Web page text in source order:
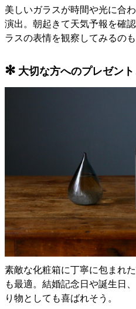
美しいガラスが時間や光に合
演出。朝起きて天気予報を確
ラスの表情を観察してみるの
✻ 大切な方へのプレゼン
素敵な化粧箱に丁寧に包まれ
も最適。結婚記念日や誕生日
り物としても喜ばれそう。